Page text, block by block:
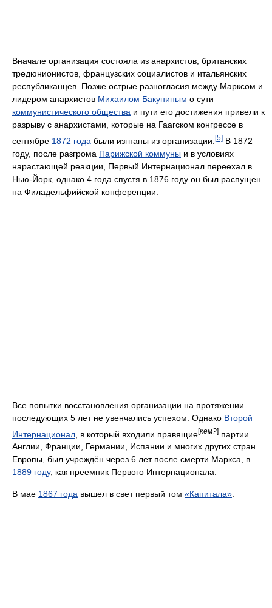
Вначале организация состояла из анархистов, британских
тредюнионистов, французских социалистов и итальянских
республиканцев. Позже острые разногласия между Марксом и
лидером анархистов Михаилом Бакуниным о сути
коммунистического общества и пути его достижения привели к
разрыву с анархистами, которые на Гаагском конгрессе в
сентябре 1872 года были изгнаны из организации. [5] В 1872
году, после разгрома Парижской коммуны и в условиях
нарастающей реакции, Первый Интернационал переехал в
Нью-Йорк, однако 4 года спустя в 1876 году он был распущен
на Филадельфийской конференции.
Все попытки восстановления организации на протяжении
последующих 5 лет не увенчались успехом. Однако Второй
Интернационал , в который входили правящие[кем?] партии
Англии, Франции, Германии, Испании и многих других стран
Европы, был учреждён через 6 лет после смерти Маркса, в
1889 году, как преемник Первого Интернационала.
В мае 1867 года вышел в свет первый том «Капитала».